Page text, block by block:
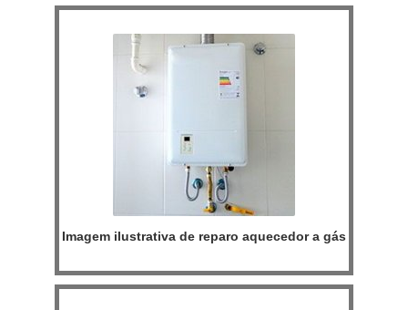
descobre o site da Inovatti Queimadores Industriais...
Imagem ilustrativa de reparo aquecedor a gás